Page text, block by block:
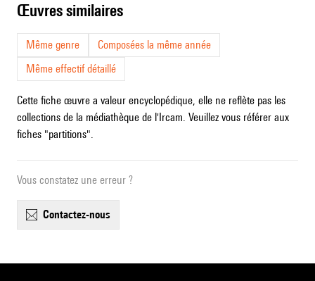
œuvres similaires
Même genre
Composées la même année
Même effectif détaillé
Cette fiche œuvre a valeur encyclopédique, elle ne reflète pas les
collections de la médiathèque de l'Ircam. Veuillez vous référer aux
fiches "partitions".
Vous constatez une erreur ?
contactez-nous